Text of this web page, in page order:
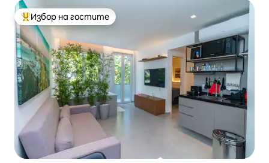
Най-популярен избор на гостите
Избор на гостите